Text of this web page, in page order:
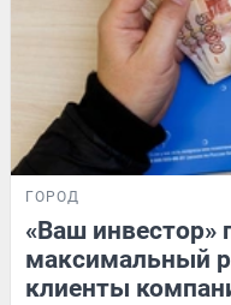
ГОРОД
«Ваш инвестор»
максимальный
клиенты